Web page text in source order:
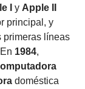
y Apple
principal, y
primeras líneas
1984,
doméstica